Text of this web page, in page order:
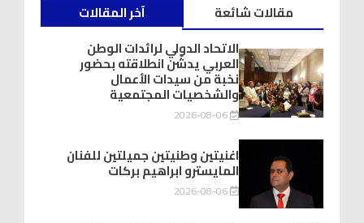
آخر المقالات
مقالات شائعة
الاتحاد الدولي لرائدات الوطن
العربي يدشّن انطلاقته بحضور
نخبة من سيدات الأعمال
والشخصيات المجتمعية
2026-08-06
اغنيتين وطنيتين جميلتين للفنان
المايسترو ابراهيم بركات
2026-08-06